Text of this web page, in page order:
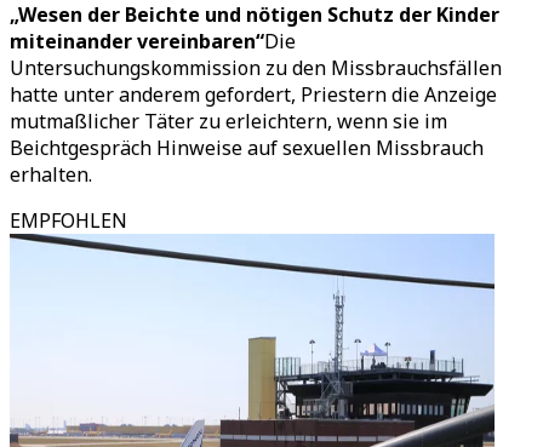
„Wesen der Beichte und nötigen Schutz der Kinder
miteinander vereinbaren“Die
Untersuchungskommission zu den Missbrauchsfällen
hatte unter anderem gefordert, Priestern die Anzeige
mutmaßlicher Täter zu erleichtern, wenn sie im
Beichtgespräch Hinweise auf sexuellen Missbrauch
erhalten.
EMPFOHLEN